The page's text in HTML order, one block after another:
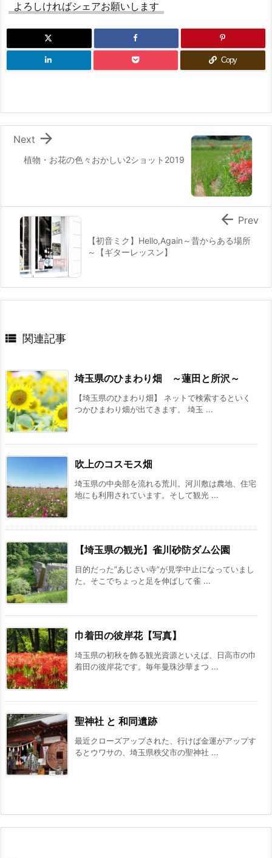
よろしければシェアお願いします
Copy
植物・お花の色々おかしい2ショット2019

Next
【初音ミク】Hello,Again～昔からある場所
～【ギターレッスン】
 Prev
 関連記事
埼玉県のひまわり畑 ～蓮田と所沢～
【埼玉県のひまわり畑】 ネットで検索するといく
つかひまわり畑が出てきます。 埼玉 ...
吹上のコスモス畑
埼玉県の中央部を流れる荒川。河川敷は農地、住宅
地にも利用されています。そして観光 ...
【埼玉県の観光】雀川砂防ダム公園
目的だった”あじさい寺”が見学中止になっていまし
た。そこでちょっと足を伸ばして雀 ...
巾着田の彼岸花【写真】
埼玉県の初秋を飾る観光資源といえば、日高市の巾
着田の彼岸花です。毎年曼珠沙華まつ ...
聖神社 と 和同遺跡
最近クローズアップされた、行けば金運がアップす
るとウワサの、埼玉県秩父市の聖神社 ...